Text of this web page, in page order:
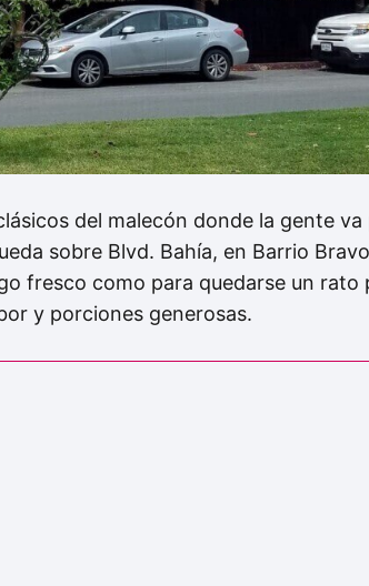
del malecón donde la gente
sobre Blvd. Bahía, en Barrio
fresco como para quedarse un rato
y porciones generosas.